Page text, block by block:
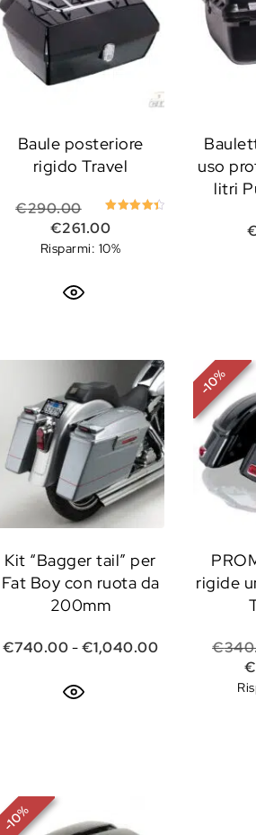
era: €140.00.
attuale è: €126.00.
Baule posteriore
rigido Travel
su 5
€290.00
Il prezzo originale era:
€261.00Il prezzo attuale è:
Risparmi: 10%
uso
litri
era: €35.00.
è: €31.50.
Kit “Bagger tail” per
Fat Boy con ruota da
200mm
€740.00-€1,040.00Fascia di
-
10
%
rigide
€
€
-
10
%